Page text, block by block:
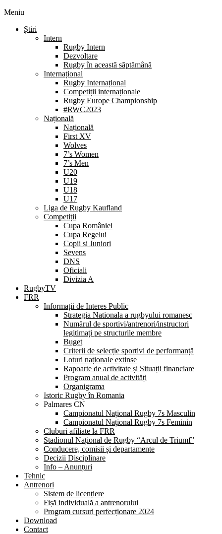
Meniu
Știri
Intern
Rugby Intern
Dezvoltare
Rugby în această săptămână
Internațional
Rugby Internațional
Competiții internaționale
Rugby Europe Championship
#RWC2023
Națională
Națională
First XV
Wolves
7’s Women
7’s Men
U20
U19
U18
U17
Liga de Rugby Kaufland
Competiții
Cupa României
Cupa Regelui
Copii si Juniori
Sevens
DNS
Oficiali
Divizia A
RugbyTV
FRR
Informații de Interes Public
Strategia Nationala a rugbyului romanesc
Numărul de sportivi/antrenori/instructori
legitimați pe structurile membre
Buget
Criterii de selecție sportivi de performanță
Loturi naționale extinse
Rapoarte de activitate și Situații financiare
Program anual de activități
Organigrama
Istoric Rugby în Romania
Palmares CN
Campionatul Național Rugby 7s Masculin
Campionatul Național Rugby 7s Feminin
Cluburi afiliate la FRR
Stadionul Național de Rugby “Arcul de Triumf”
Conducere, comisii și departamente
Decizii Disciplinare
Info – Anunțuri
Tehnic
Antrenori
Sistem de licențiere
Fișă individuală a antrenorului
Program cursuri perfecționare 2024
Download
Contact